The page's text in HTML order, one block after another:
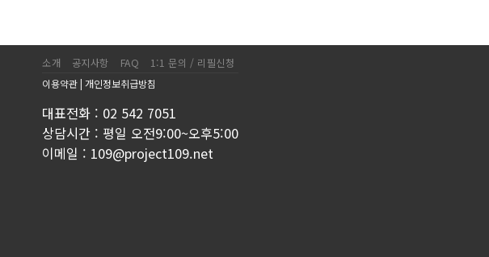
소개 공지사항 FAQ 1:1 문의 / 리필신청
이용약관| 개인정보취급방침
대표전화 : 02 542 7051
상담시간 : 평일 오전9:00~오후5:00
이메일 : 109@project109.net